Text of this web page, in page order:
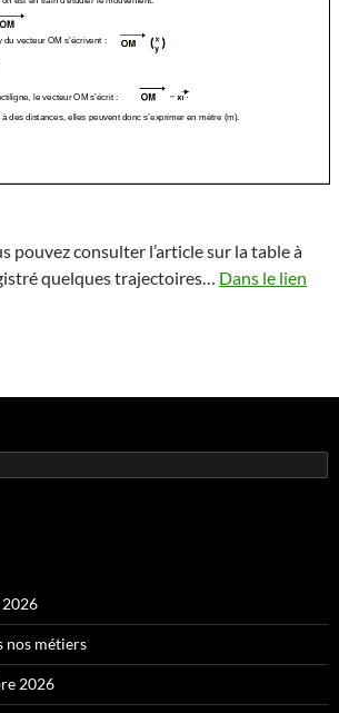
pouvez consulter l’article sur la table à
quelques trajectoires… Dans le lien
2026
nos métiers
2026